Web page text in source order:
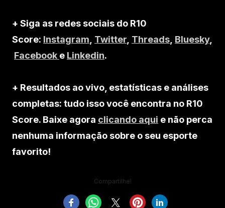
+ Siga as redes sociais do R10
Score: Instagram Twitter Threads Bluesky,
Facebook e Linkedin.
+ Resultados ao vivo, estatísticas e análises
completas: tudo isso você encontra no R10
Score. Baixe agora clicando aqui e não perca
nenhuma informação sobre o seu esporte
favorito!
Compartilhe!